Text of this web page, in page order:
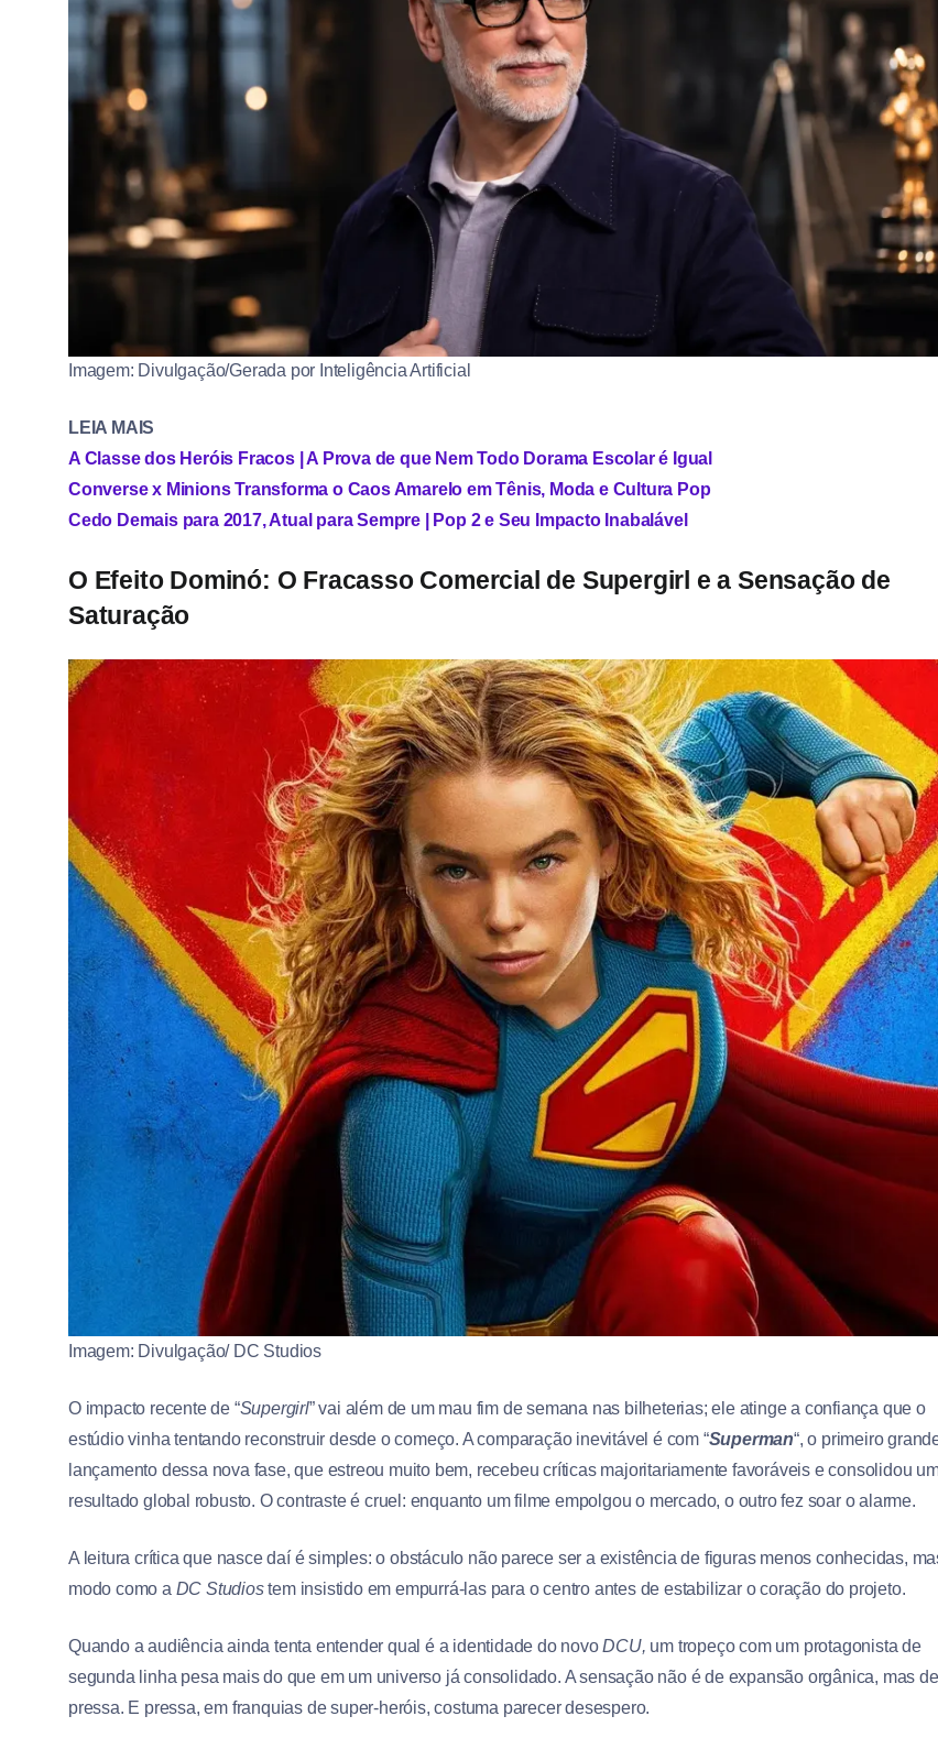
Imagem: Divulgação/Gerada por Inteligência Artificial
LEIA MAIS
A Classe dos Heróis Fracos | A Prova de que Nem Todo Dorama Escolar é Igual
Converse x Minions Transforma o Caos Amarelo em Tênis, Moda e Cultura Pop
Cedo Demais para 2017, Atual para Sempre | Pop 2 e Seu Impacto Inabalável
O Efeito Dominó: O Fracasso Comercial de Supergirl e a Sensação de
Saturação
Imagem: Divulgação/ DC Studios
O impacto recente de “Supergirl” vai além de um mau fim de semana nas bilheterias; ele atinge a confiança que o
estúdio vinha tentando reconstruir desde o começo. A comparação inevitável é com “Superman“, o primeiro
lançamento dessa nova fase, que estreou muito bem, recebeu críticas majoritariamente favoráveis e consolidou
resultado global robusto. O contraste é cruel: enquanto um filme empolgou o mercado, o outro fez soar o alarme.
A leitura crítica que nasce daí é simples: o obstáculo não parece ser a existência de figuras menos conhecidas,
modo como a DC Studiostem insistido em empurrá-las para o centro antes de estabilizar o coração do projeto.
Quando a audiência ainda tenta entender qual é a identidade do novoDCU, um tropeço com um protagonista de
segunda linha pesa mais do que em um universo já consolidado. A sensação não é de expansão orgânica, mas de
pressa. E pressa, em franquias de super-heróis, costuma parecer desespero.